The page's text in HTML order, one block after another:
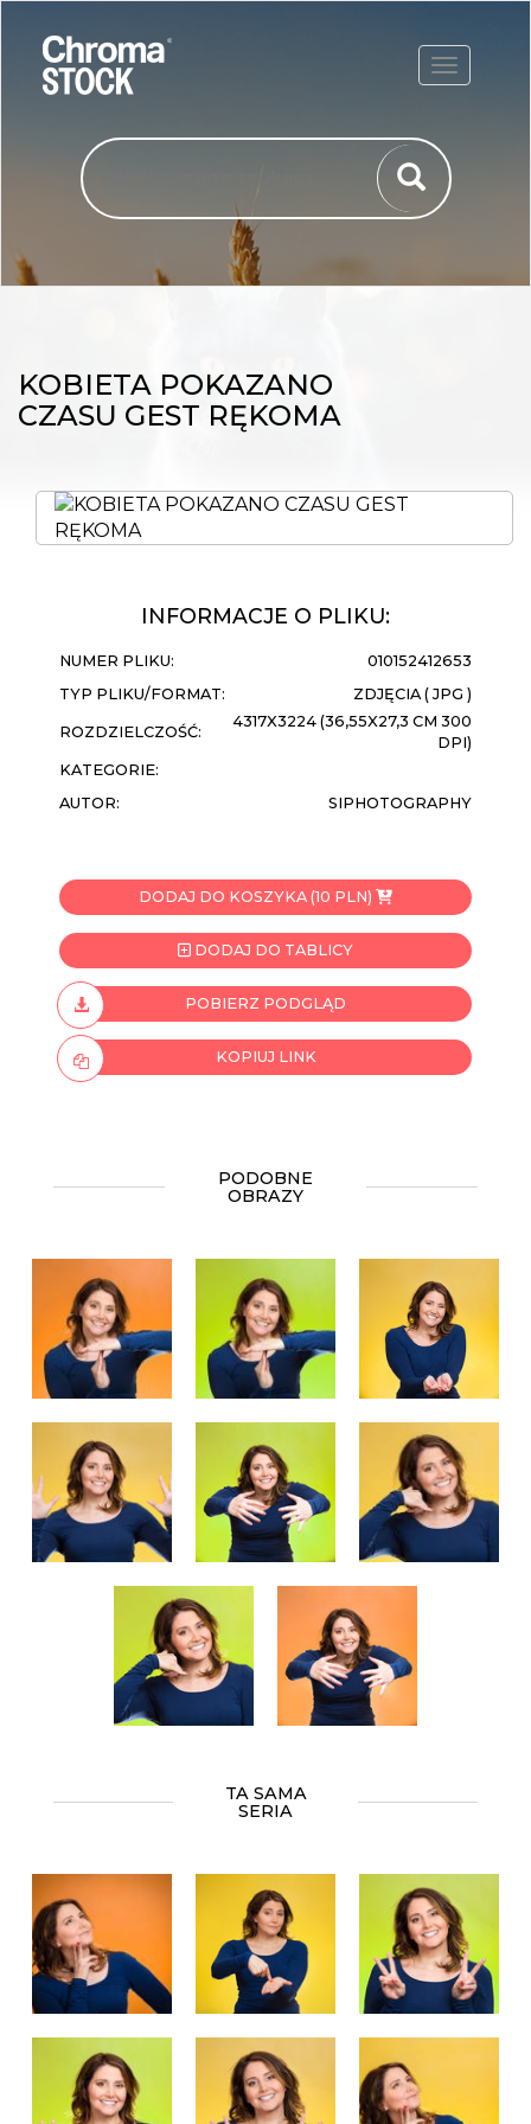
KOBIETA POKAZANO
CZASU GEST RĘKOMA
INFORMACJE O PLIKU:
NUMER PLIKU:
010152412653
TYP PLIKU/FORMAT:
ZDJĘCIA ( JPG )
ROZDZIELCZOŚĆ:
4317X3224 (36,55X27,3 CM 300
DPI)
KATEGORIE:
AUTOR:
SIPHOTOGRAPHY
DODAJ DO KOSZYKA (10 PLN)
DODAJ DO TABLICY
POBIERZ PODGLĄD
KOPIUJ LINK
PODOBNE
OBRAZY
TA SAMA
SERIA